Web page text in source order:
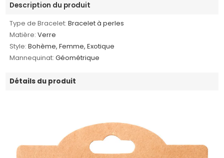
Description du produit
Type de Bracelet: Bracelet à perles
Matière: Verre
Style: Bohème, Femme, Exotique
Mannequinat: Géométrique
Détails du produit